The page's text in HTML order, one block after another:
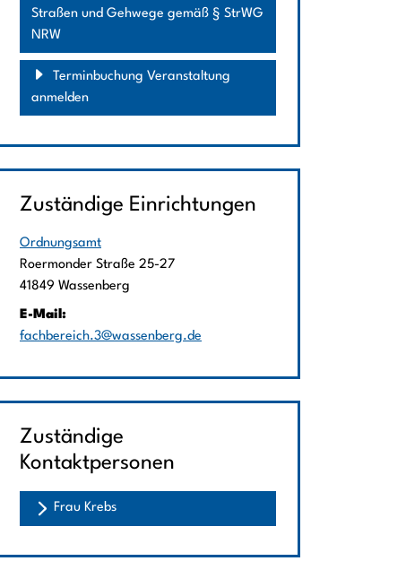
Straßen und Gehwege gemäß § StrWG
NRW
Terminbuchung Veranstaltung
anmelden
Zuständige Einrichtungen
Ordnungsamt
Straße:
Roermonder Straße Hausnummer:
25-27
PLZ:
41849 Ort:
Wassenberg
E-Mail:
fachbereich.3@wassenberg.de
Zuständige
Kontaktpersonen
Frau Krebs